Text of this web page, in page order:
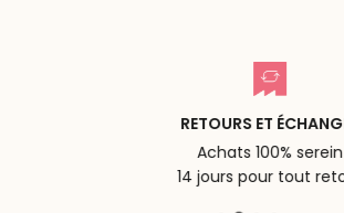
RETOURS ET ÉCHANGES
Achats 100% serein
14 jours pour tout retour